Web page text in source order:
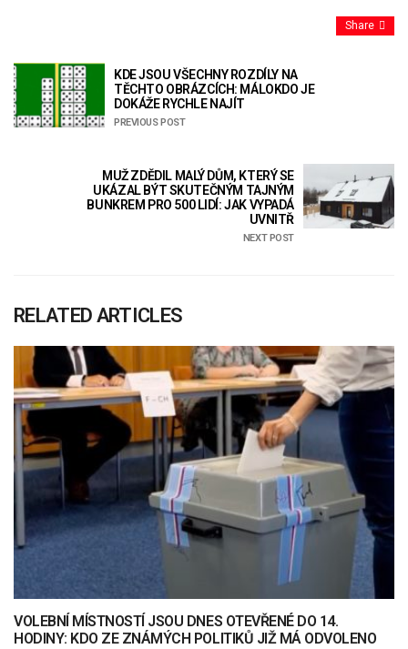
Share
KDE JSOU VŠECHNY ROZDÍLY NA
TĚCHTO OBRÁZCÍCH: MÁLOKDO JE
DOKÁŽE RYCHLE NAJÍT
PREVIOUS POST
MUŽ ZDĚDIL MALÝ DŮM, KTERÝ SE
UKÁZAL BÝT SKUTEČNÝM TAJNÝM
BUNKREM PRO 500 LIDÍ: JAK VYPADÁ
UVNITŘ
NEXT POST
RELATED ARTICLES
VOLEBNÍ MÍSTNOSTÍ JSOU DNES OTEVŘENÉ DO 14.
HODINY: KDO ZE ZNÁMÝCH POLITIKŮ JIŽ MÁ ODVOLENO